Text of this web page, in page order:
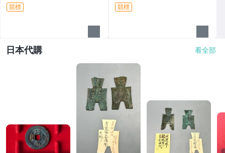
競標 競標
日本代購 看全部